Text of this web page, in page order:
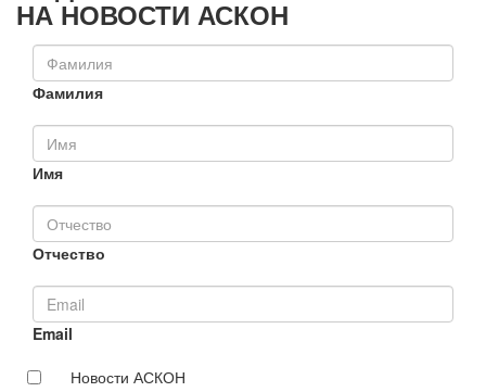
НА НОВОСТИ АСКОН
Фамилия
Имя
Отчество
Email
Новости АСКОН